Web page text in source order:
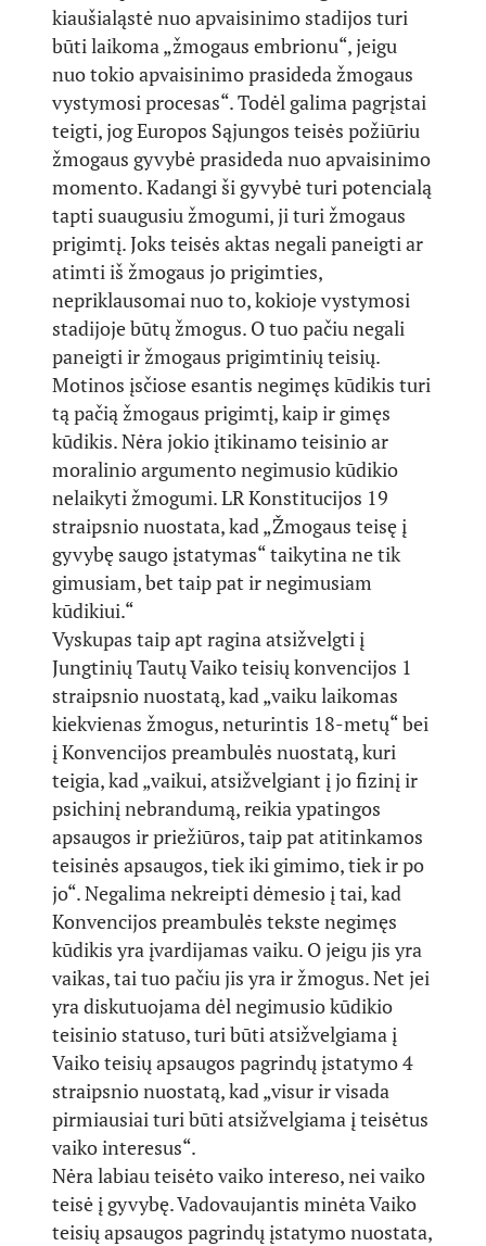
kiaušialąstė nuo apvaisinimo stadijos turi
būti laikoma „žmogaus embrionu“, jeigu
nuo tokio apvaisinimo prasideda žmogaus
vystymosi procesas“. Todėl galima pagrįstai
teigti, jog Europos Sąjungos teisės požiūriu
žmogaus gyvybė prasideda nuo apvaisinimo
momento. Kadangi ši gyvybė turi potencialą
tapti suaugusiu žmogumi, ji turi žmogaus
prigimtį. Joks teisės aktas negali paneigti ar
atimti iš žmogaus jo prigimties,
nepriklausomai nuo to, kokioje vystymosi
stadijoje būtų žmogus. O tuo pačiu negali
paneigti ir žmogaus prigimtinių teisių.
Motinos įsčiose esantis negimęs kūdikis turi
tą pačią žmogaus prigimtį, kaip ir gimęs
kūdikis. Nėra jokio įtikinamo teisinio ar
moralinio argumento negimusio kūdikio
nelaikyti žmogumi. LR Konstitucijos 19
straipsnio nuostata, kad „Žmogaus teisę į
gyvybę saugo įstatymas“ taikytina ne tik
gimusiam, bet taip pat ir negimusiam
kūdikiui.“
Vyskupas taip apt ragina atsižvelgti į
Jungtinių Tautų Vaiko teisių konvencijos 1
straipsnio nuostatą, kad „vaiku laikomas
kiekvienas žmogus, neturintis 18-metų“ bei
į Konvencijos preambulės nuostatą, kuri
teigia, kad „vaikui, atsižvelgiant į jo fizinį ir
psichinį nebrandumą, reikia ypatingos
apsaugos ir priežiūros, taip pat atitinkamos
teisinės apsaugos, tiek iki gimimo, tiek ir po
jo“. Negalima nekreipti dėmesio į tai, kad
Konvencijos preambulės tekste negimęs
kūdikis yra įvardijamas vaiku. O jeigu jis yra
vaikas, tai tuo pačiu jis yra ir žmogus. Net jei
yra diskutuojama dėl negimusio kūdikio
teisinio statuso, turi būti atsižvelgiama į
Vaiko teisių apsaugos pagrindų įstatymo 4
straipsnio nuostatą, kad „visur ir visada
pirmiausiai turi būti atsižvelgiama į teisėtus
vaiko interesus“.
Nėra labiau teisėto vaiko intereso, nei vaiko
teisė į gyvybę. Vadovaujantis minėta Vaiko
teisių apsaugos pagrindų įstatymo nuostata,